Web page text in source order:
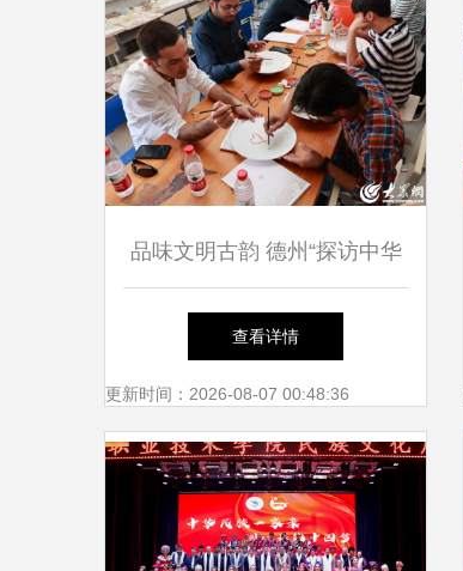
品味文明古韵 德州“探访中华
文化魅力行”开启文化艺术交
流新篇章
查看详情
更新时间：2026-08-07 00:48:36